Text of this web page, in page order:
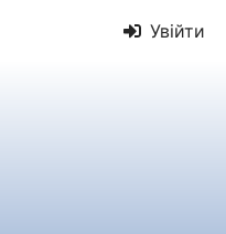
Увійти